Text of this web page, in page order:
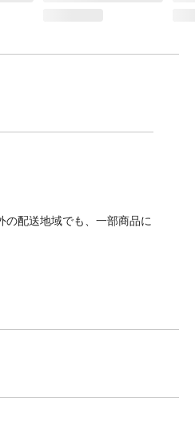
配送地域でも、一部商品に